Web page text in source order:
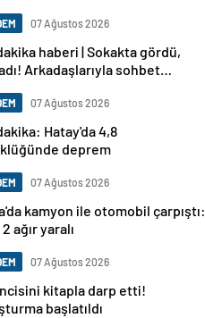
07 Ağustos 2026
haberi | Sokakta gördü,
Arkadaşlarıyla sohbet
07 Ağustos 2026
Hatay'da 4,8
deprem
07 Ağustos 2026
kamyon ile otomobil çarpıştı:
ağır yaralı
07 Ağustos 2026
kitapla darp etti!
başlatıldı